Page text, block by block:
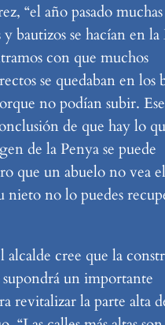
“el año pasado muchas
bautizos se hacían en
con que muchos
se quedaban en los
no podían subir.
de que hay lo
de la Penya se puede
que un abuelo no vea el
nieto no lo puedes
alcalde cree que la
supondrá un importante
revitalizar la parte alta